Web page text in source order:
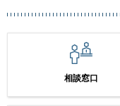
相談窓口